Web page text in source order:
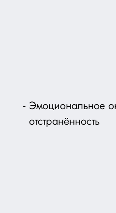
Эмоциональное
отстранённость